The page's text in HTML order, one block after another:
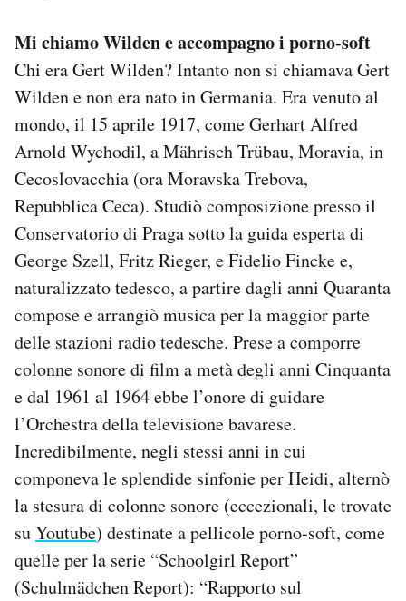
Mi chiamoWilden e accompagno i porno-soft
Chi era Gert Wilden? Intanto non si chiamava Gert
Wilden e non era nato in Germania. Era venuto al
mondo, il 15 aprile 1917, come Gerhart Alfred
Arnold Wychodil, a Mährisch Trübau, Moravia, in
Cecoslovacchia (ora Moravska Trebova,
Repubblica Ceca). Studiò composizione presso il
Conservatorio di Praga sotto la guida esperta di
George Szell, Fritz Rieger, e Fidelio Fincke e,
naturalizzato tedesco, a partire dagli anni Quaranta
compose e arrangiò musica per la maggior parte
delle stazioni radio tedesche. Prese a comporre
colonne sonore di film a metà degli anni Cinquanta
e dal 1961 al 1964 ebbe l’onore di guidare
l’Orchestra della televisione bavarese.
Incredibilmente, negli stessi anni in cui
componeva le splendide sinfonie per Heidi, alternò
la stesura di colonne sonore (eccezionali, le trovate
suYoutube) destinate a pellicole porno-soft, come
quelle per la serie “Schoolgirl Report”
(Schulmädchen Report): “Rapporto sul